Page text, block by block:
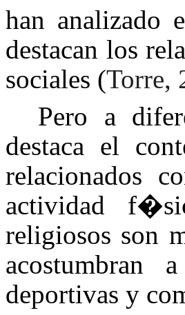
han analizado
destacan los
sociales (Torre,
Pero a
destaca el
relacionados
actividad
religiosos son
acostumbran
deportivas y